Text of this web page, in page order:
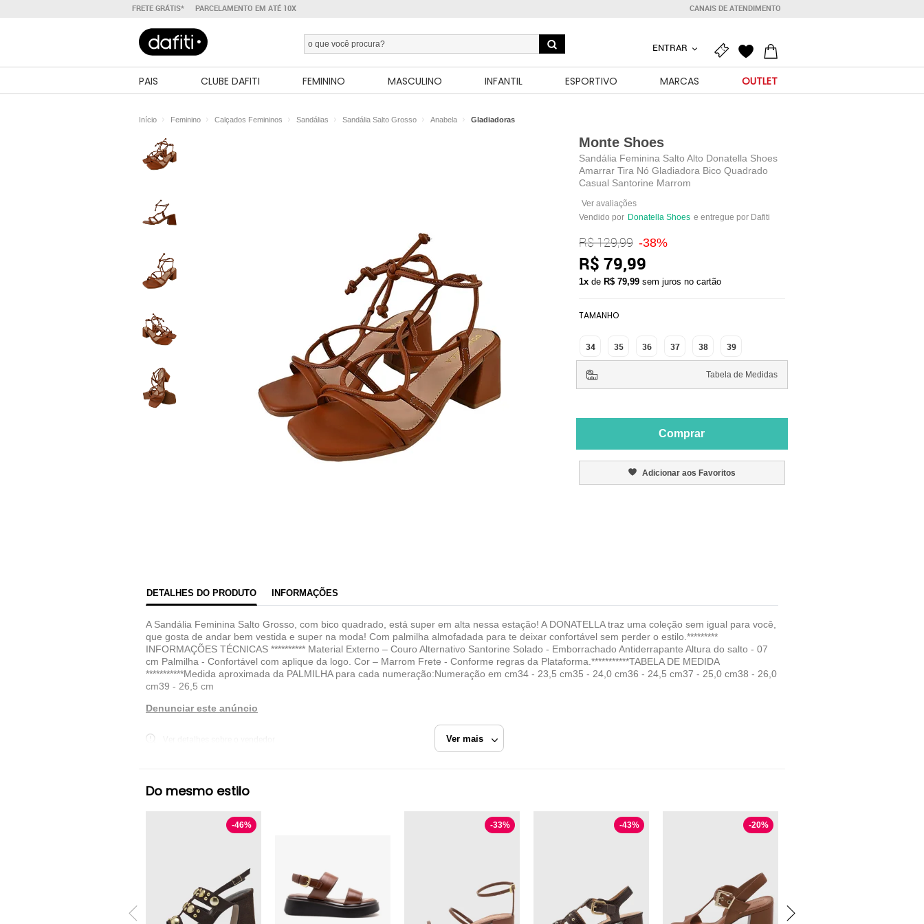
FRETE GRÁTIS* PARCELAMENTO EM ATÉ 10X CANAIS DE ATENDIMENTO
ENTRAR
PAIS CLUBE DAFITI FEMININO MASCULINO INFANTIL ESPORTIVO MARCAS OUTLET
Início Feminino Calçados Femininos Sandálias Sandália Salto Grosso Anabela Gladiadoras
Monte Shoes
Sandália Feminina Salto Alto Donatella Shoes
Amarrar Tira Nó Gladiadora Bico Quadrado
Casual Santorine Marrom
Ver avaliações
Vendido por Donatella Shoes e entregue por Dafiti
Razão Social
L. M. CARDOSO INDUSTRIA E COMERCIO DE
R$ 129,99 -38%
R$ 79,99
1xde R$ 79,99 sem juros no cartão
TAMANHO
34 35 36 37 38 39
Tabela de Medidas
Comprar
Adicionar aos Favoritos
DETALHES DO PRODUTO INFORMAÇÕES
Ver mais
A Sandália Feminina Salto Grosso, com bico quadrado, está super em alta nessa estação! A DONATELLA traz uma coleção sem igual para você,
que gosta de andar bem vestida e super na moda! Com palmilha almofadada para te deixar confortável sem perder o estilo.*********
INFORMAÇÕES TÉCNICAS ********** Material Externo – Couro Alternativo Santorine Solado - Emborrachado Antiderrapante Altura do salto - 07
cm Palmilha - Confortável com aplique da logo. Cor – Marrom Frete - Conforme regras da Plataforma.***********TABELA DE MEDIDA
***********Medida aproximada da PALMILHA para cada numeração:Numeração em cm34 - 23,5 cm35 - 24,0 cm36 - 24,5 cm37 - 25,0 cm38 - 26,0
cm39 - 26,5 cm
Denunciar este anúncio
Monte Shoes Sandália Salto Grosso Monte Shoes
Do mesmo estilo
-46% -33% -43% -20%